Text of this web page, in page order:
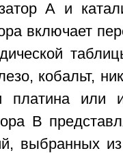
А и
включает
кобальт,
платина или
В
выбранных